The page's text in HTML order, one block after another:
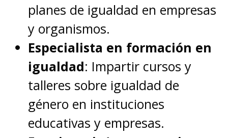
planes de igualdad en empresas
y organismos.
Especialista en formación en
igualdad: Impartir cursos y
talleres sobre igualdad de
género en instituciones
educativas y empresas.